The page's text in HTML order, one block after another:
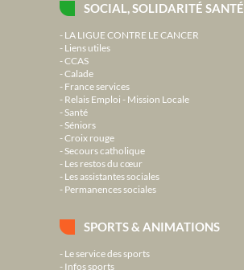
SOCIAL, SOLIDARITÉ SANTÉ
LA LIGUE CONTRE LE CANCER
Liens utiles
CCAS
Calade
France services
Relais Emploi - Mission Locale
Santé
Séniors
Croix rouge
Secours catholique
Les restos du cœur
Les assistantes sociales
Permanences sociales
SPORTS & ANIMATIONS
Le service des sports
Infos sports